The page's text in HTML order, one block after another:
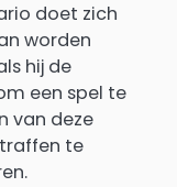
doet zich
worden
hij de
een spel te
van deze
te